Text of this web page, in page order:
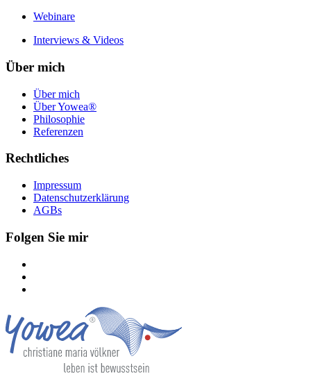
Webinare
Interviews & Videos
Über mich
Über mich
Über Yowea®
Philosophie
Referenzen
Rechtliches
Impressum
Datenschutzerklärung
AGBs
Folgen Sie mir